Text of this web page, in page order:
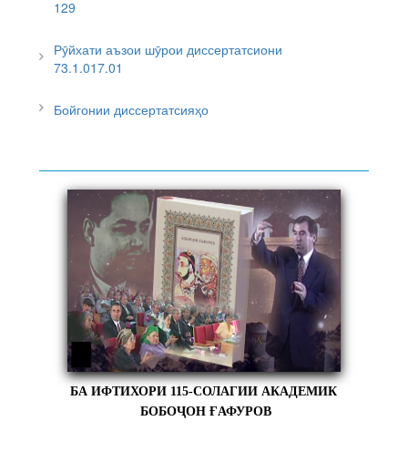
129
Рӯйхати аъзои шӯрои диссертатсиони
73.1.017.01
Бойгонии диссертатсияҳо
БА ИФТИХОРИ 115-СОЛАГИИ АКАДЕМИК
БОБОҶОН ҒАФУРОВ